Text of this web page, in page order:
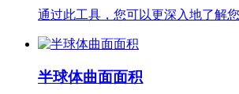
通过此工具，您可以更深入地了解
半球体曲面面积